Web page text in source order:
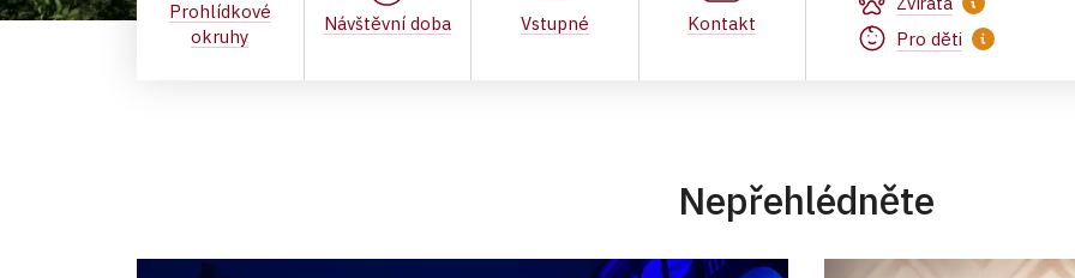
Prohlídkové
okruhy
Návštěvní doba Vstupné Kontakt
Pro děti
Nepřehlédněte